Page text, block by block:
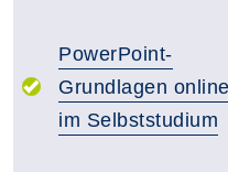
PowerPoint-
Grundlagen online
im Selbststudium